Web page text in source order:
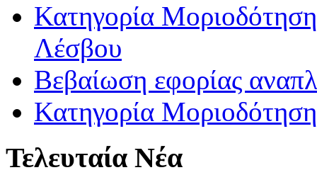
Κατηγορία
Λέσβου
Βεβαίωση εφορίας
Κατηγορία
Τελευταία Νέα